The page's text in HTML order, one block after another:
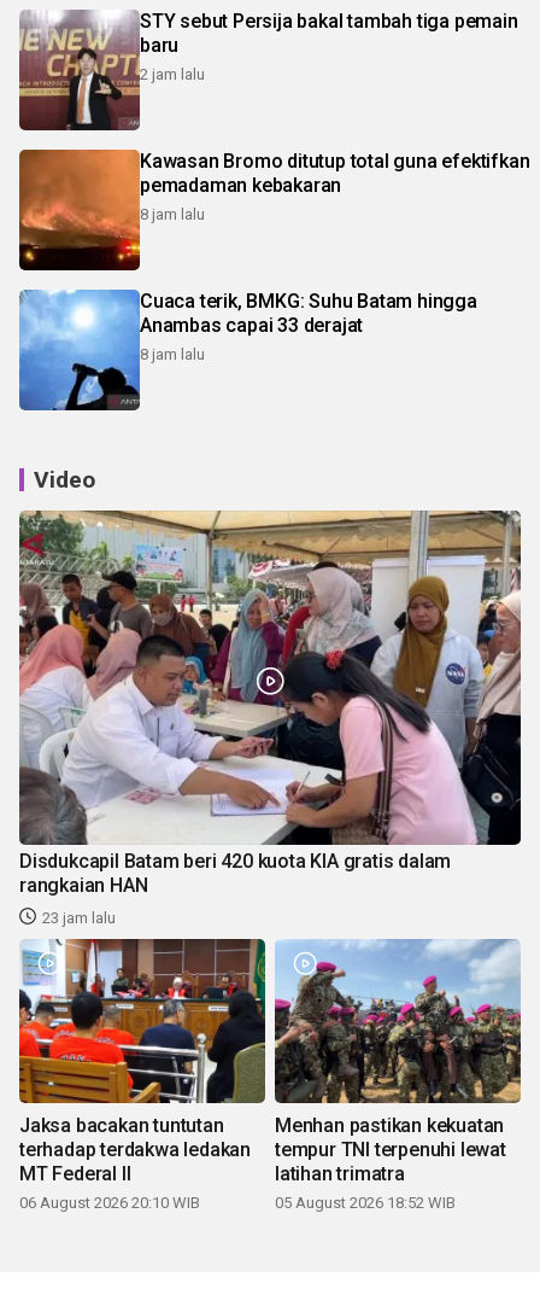
STY sebut Persija bakal tambah tiga pemain
baru
2 jam lalu
Kawasan Bromo ditutup total guna efektifkan
pemadaman kebakaran
8 jam lalu
Cuaca terik, BMKG: Suhu Batam hingga
Anambas capai 33 derajat
8 jam lalu
Video
Disdukcapil Batam beri 420 kuota KIA gratis dalam
rangkaian HAN
23 jam lalu
Jaksa bacakan tuntutan
terhadap terdakwa ledakan
MT Federal II
06 August 2026 20:10 WIB
Menhan pastikan kekuatan
tempur TNI terpenuhi lewat
latihan trimatra
05 August 2026 18:52 WIB